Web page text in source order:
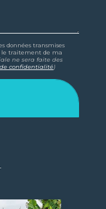
données transmises
le traitement de ma
ne sera faite des
confidentialité)